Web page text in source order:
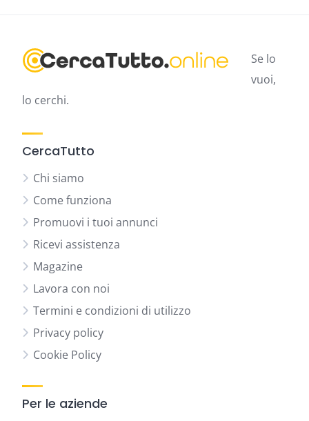
Se lo
vuoi,
lo cerchi.
CercaTutto
Chi siamo
Come funziona
Promuovi i tuoi annunci
Ricevi assistenza
Magazine
Lavora con noi
Termini e condizioni di utilizzo
Privacy policy
Cookie Policy
Per le aziende